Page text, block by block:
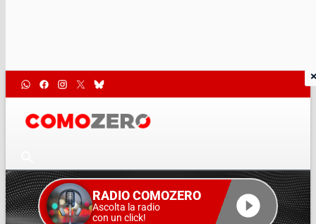
RADIO COMOZERO
Ascolta la radio
con un click!